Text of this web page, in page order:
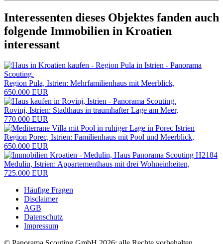
Interessenten dieses Objektes fanden auch
folgende Immobilien in Kroatien
interessant
Region Pula, Istrien: Mehrfamilienhaus mit Meerblick,
650.000 EUR
Rovinj, Istrien: Stadthaus in traumhafter Lage am Meer,
770.000 EUR
Region Porec, Istrien: Familienhaus mit Pool und Meerblick,
650.000 EUR
Medulin, Istrien: Appartementhaus mit drei Wohneinheiten,
725.000 EUR
Häufige Fragen
Disclaimer
AGB
Datenschutz
Impressum